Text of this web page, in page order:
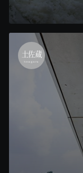
土佐蔵
tosagura